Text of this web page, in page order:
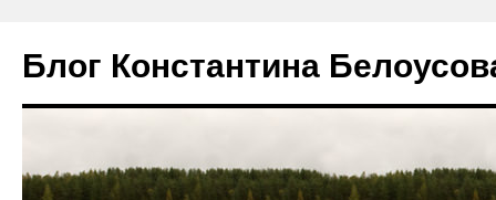
Блог Константина